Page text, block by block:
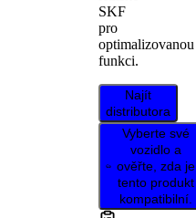
SKF
pro
optimalizovanou
funkci.
Najít
distributora
Vyberte své
vozidlo a
ověřte, zda je
tento produkt
kompatibilní.